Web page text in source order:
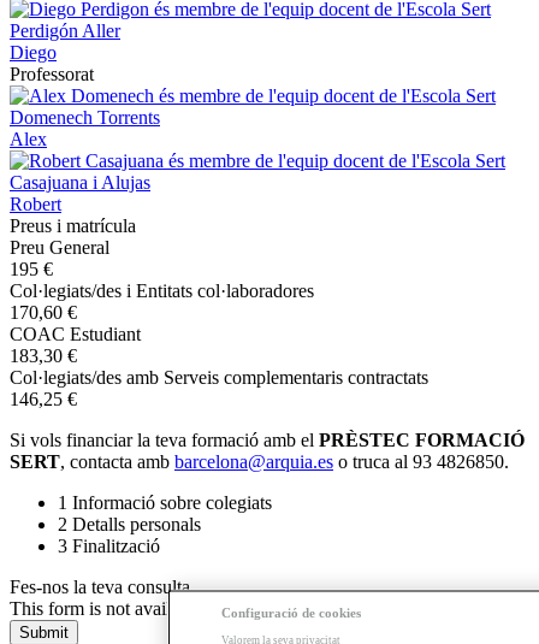
Perdigón Aller
Diego
Professorat
Domenech Torrents
Alex
Casajuana i Alujas
Robert
Preus i matrícula
Preu General
195 €
Col·legiats/des i Entitats col·laboradores
170,60 €
COAC Estudiant
183,30 €
Col·legiats/des amb Serveis complementaris contractats
146,25 €
Si vols financiar la teva formació amb el PRÈSTEC FORMACIÓ
SERT, contacta amb barcelona@arquia.es o truca al 93 4826850.
1 Informació sobre colegiats
2 Detalls personals
3 Finalització
Fes-nos la teva consulta
This form is not available
Configuració de cookies
Valorem la seva privacitat